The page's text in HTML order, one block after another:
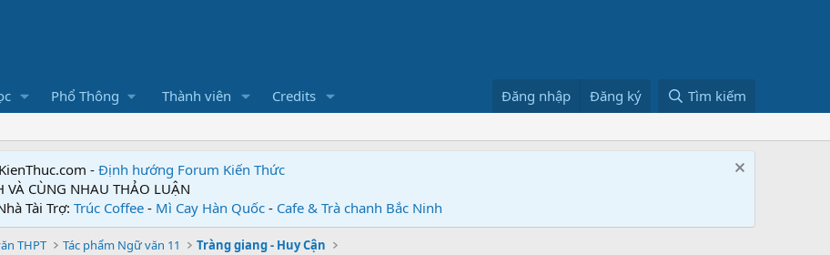
Phổ Thông Thành viên Credits Đăng nhập Đăng ký Tìm kiếm
-Định hướng Forum Kiến Thức
VÀ CÙNG NHAU THẢO LUẬN
Tài Trợ: Trúc Coffee - Mì Cay Hàn Quốc - Cafe & Trà chanh Bắc Ninh
THPT Tác phẩm Ngữ văn 11 Tràng giang - Huy Cận